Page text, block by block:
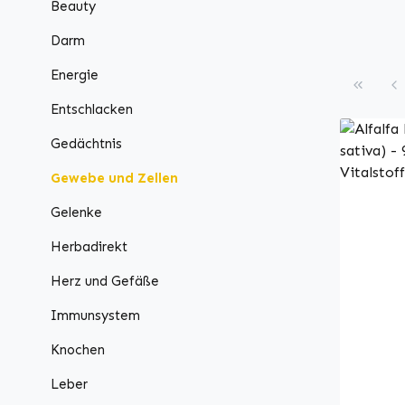
Beauty
Darm
Energie
Entschlacken
Gedächtnis
Gewebe und Zellen
Gelenke
Herbadirekt
Herz und Gefäße
Immunsystem
Knochen
Leber